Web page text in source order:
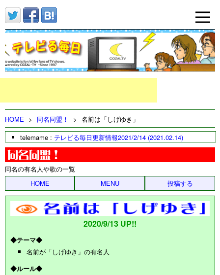
HOME > 同名同盟！ > 名前は「しげゆき」
telemame : テレビる毎日更新情報2021/2/14 (2021.02.14)
同名の有名人や歌の一覧
HOME
MENU 投稿する
2020/9/13 UP!!
◆テーマ◆
名前が「しげゆき」の有名人
◆ルール◆